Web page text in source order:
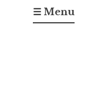
☰ Menu